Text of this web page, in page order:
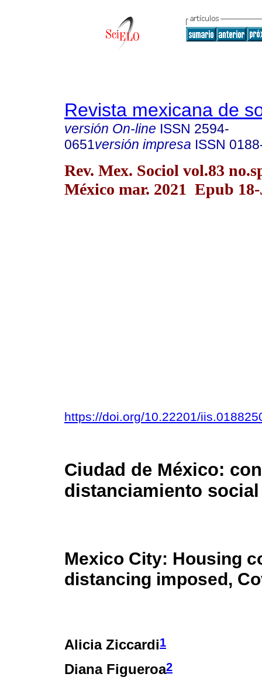
Revista mexicana de
versión On-line ISSN 2594-
0651versión impresa ISSN
Rev. Mex. Sociol vol.83
México mar. 2021 Epub
https://doi.org/10.22201/
Ciudad de México:
distanciamiento
Mexico City: Housing
distancing imposed,
Alicia Ziccardi1
Diana Figueroa2